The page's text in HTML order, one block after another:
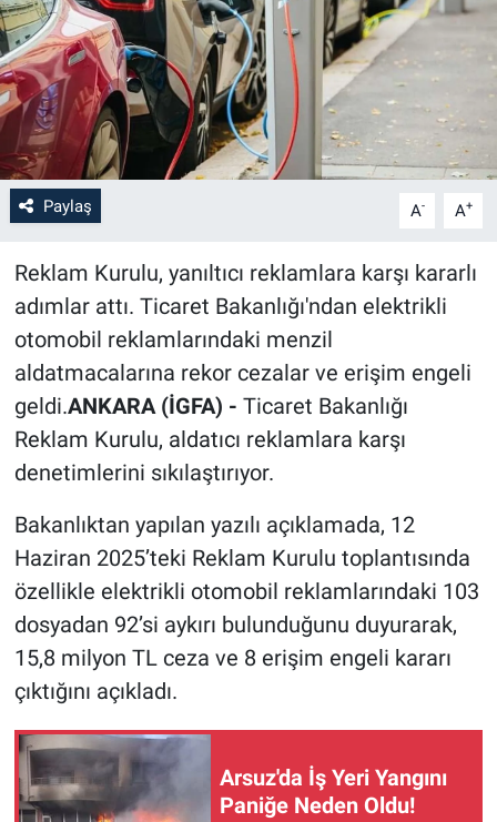
Paylaş A- A+
Reklam Kurulu, yanıltıcı reklamlara karşı kararlı
adımlar attı. Ticaret Bakanlığı'ndan elektrikli
otomobil reklamlarındaki menzil
aldatmacalarına rekor cezalar ve erişim engeli
geldi.ANKARA (İGFA) - Ticaret Bakanlığı
Reklam Kurulu, aldatıcı reklamlara karşı
denetimlerini sıkılaştırıyor.
Bakanlıktan yapılan yazılı açıklamada, 12
Haziran 2025’teki Reklam Kurulu toplantısında
özellikle elektrikli otomobil reklamlarındaki 103
dosyadan 92’si aykırı bulunduğunu duyurarak,
15,8 milyon TL ceza ve 8 erişim engeli kararı
çıktığını açıkladı.
Arsuz'da İş Yeri Yangını
Paniğe Neden Oldu!